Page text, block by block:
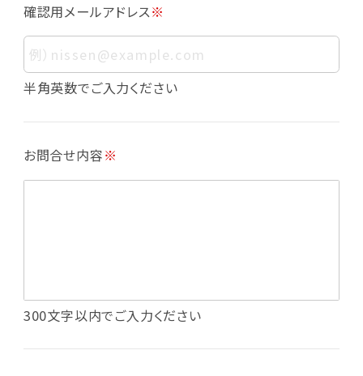
下の通りであり、これらの目的達成の範囲を超
えてお客様の個人情報を利用することはありま
せん。
・会員登録者の個人認証
・会員ポイントプログラムの運営
・メールマガジンの配信
・本サービスに関する規約等の変更の通知
・投稿したクチコミ情報、写真の本サービスへの
・メールマガジン、お知らせ、広告等の配信
確認用メールアドレス※
半角英数でご入力ください
お問合せ内容※
300文字以内でご入力ください